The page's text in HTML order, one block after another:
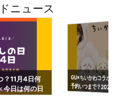
ニュース
？11月4日何
今日は何の日
GU×ちいかわコラ
予約いつまで？
ーチやショルダー